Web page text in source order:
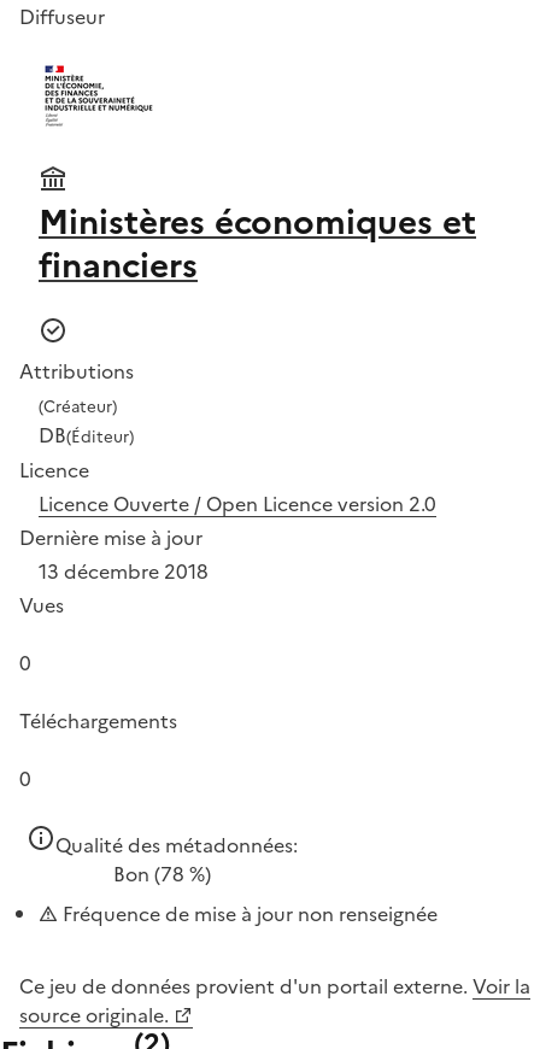
Diffuseur
Ministères économiques et
financiers
Attributions
(Créateur)
DB(Éditeur)
Licence
Licence Ouverte / Open Licence version 2.0
Dernière mise à jour
13 décembre 2018
Vues
0
Téléchargements
0
Qualité des métadonnées:
Bon (78 %)
Fréquence de mise à jour non renseignée
Ce jeu de données provient d'un portail externe. Voir la
source originale.